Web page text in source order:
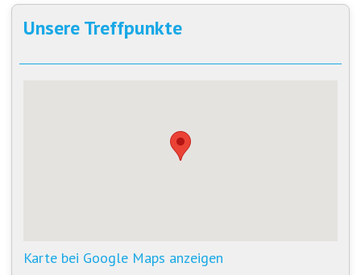
Unsere Treffpunkte
Karte bei Google Maps anzeigen